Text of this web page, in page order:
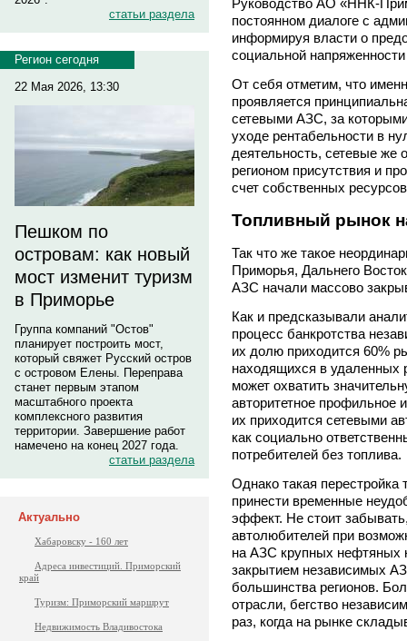
статьи раздела
Регион сегодня
22 Мая 2026, 13:30
Пешком по
островам: как новый
мост изменит туризм
в Приморье
Группа компаний "Остов"
планирует построить мост,
который свяжет Русский остров
с островом Елены. Переправа
станет первым этапом
масштабного проекта
комплексного развития
территории. Завершение работ
намечено на конец 2027 года.
статьи раздела
Актуально
Хабаровску - 160 лет
Адреса инвестиций. Приморский
край
Туризм: Приморский маршрут
Недвижимость Владивостока
Руководство АО «ННК-
постоянном диалоге с
информируя власти о
социальной напряженности
От себя отметим, что
проявляется
сетевыми АЗС, за
уходе рентабельности в
деятельность, сетевые же
регионом присутствия и
счет собственных
Топливный рынок
Так что же такое
Приморья, Дальнего
АЗС начали массово
Как и предсказывали
процесс банкротства
их долю приходится 60%
находящихся в удаленных
может охватить
авторитетное профильное
их приходится сетевыми
как социально
потребителей без топлива.
Однако такая перестройка
принести временные
эффект. Не стоит
автолюбителей при
на АЗС крупных нефтяных
закрытием независимых
большинства регионов.
отрасли, бегство
раз, когда на рынке